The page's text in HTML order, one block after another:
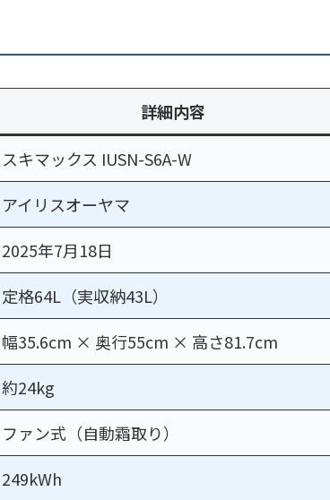
詳細内容
スキマックス IUSN-S6A-W
アイリスオーヤマ
2025年7月18日
定格64L（実収納43L）
幅35.6cm × 奥行55cm × 高さ81.7cm
約24kg
ファン式（自動霜取り）
249kWh